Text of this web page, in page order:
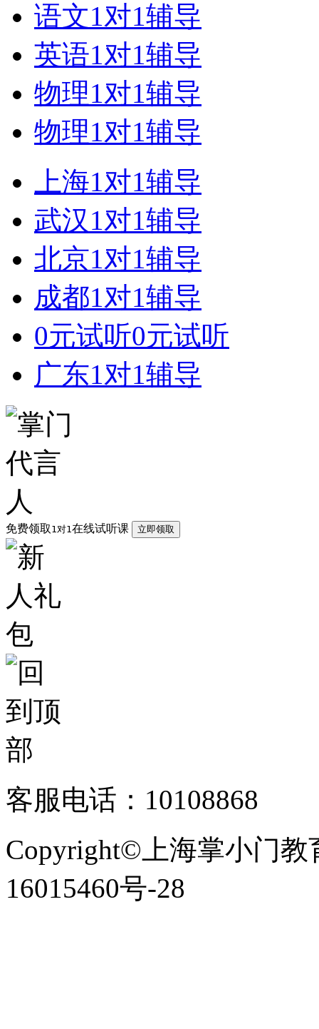
语文1对1辅导
英语1对1辅导
物理1对1辅导
物理1对1辅导
上海1对1辅导
武汉1对1辅导
北京1对1辅导
成都1对1辅导
0元试听0元试听
广东1对1辅导
免费领取 1对1在线试听课 立即领取
客服电话：10108868
Copyright©上海掌小门教
16015460号-28